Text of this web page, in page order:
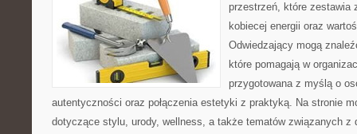
przestrzeń, które zestawia
kobiecej energii oraz
Odwiedzający mogą
które pomagają w
przygotowana z myślą o
autentyczności oraz połączenia estetyki z praktyką. Na stronie
dotyczące stylu, urody, wellness, a także tematów związanych z